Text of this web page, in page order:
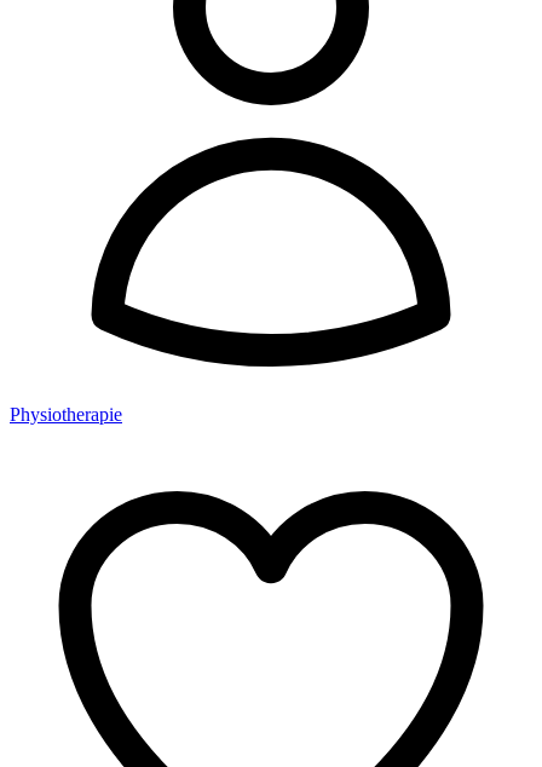
Physiotherapie